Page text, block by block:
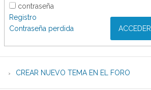
contraseña
ACCEDER
Registro
Contraseña perdida
CREAR NUEVO TEMA EN EL FORO